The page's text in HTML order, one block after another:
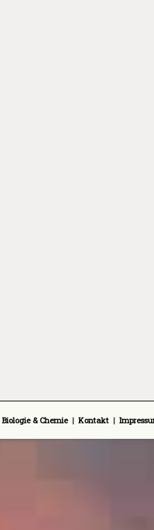
Biologie & Chemie| Kontakt |